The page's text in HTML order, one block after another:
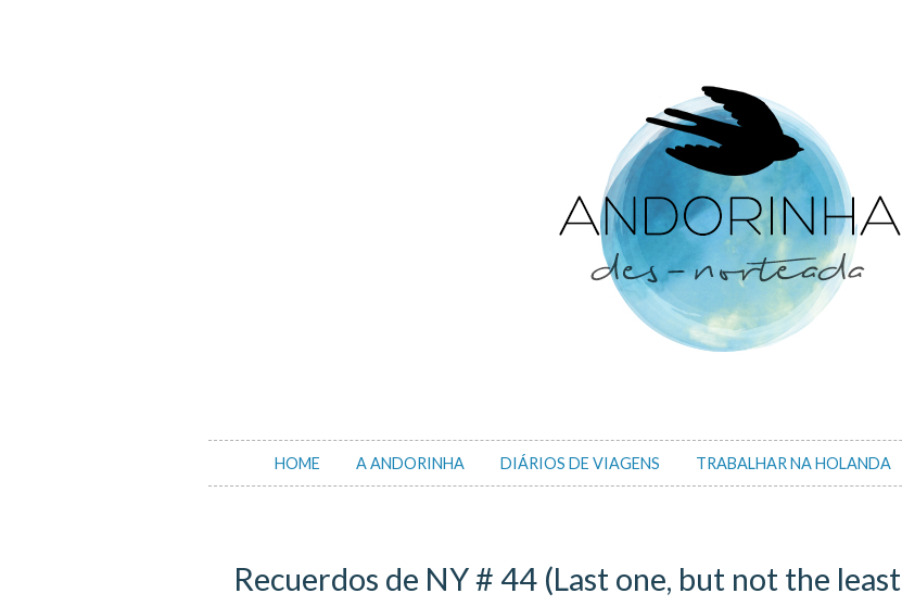
HOME A ANDORINHA DIÁRIOS DE VIAGENS TRABALHAR NA HOLANDA
Recuerdos de NY # 44 (Last one, but not the least